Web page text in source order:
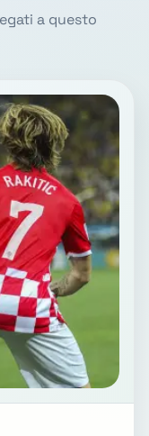
a questo